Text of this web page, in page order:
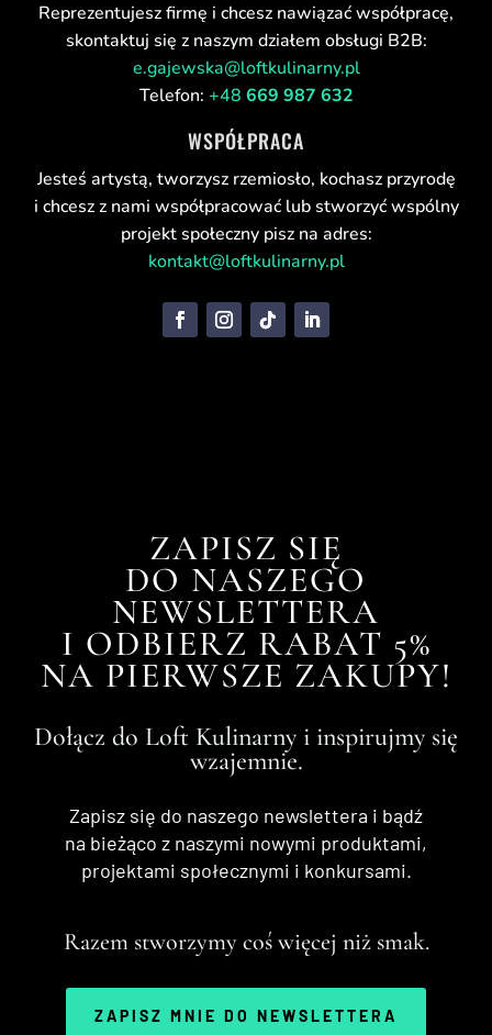
ZAPISZ SIĘ
DO NASZEGO
NEWSLETTERA
I ODBIERZ RABAT 5%
NA PIERWSZE ZAKUPY!
Dołącz do Loft Kulinarny i inspirujmy się
wzajemnie.
Zapisz się do naszego newslettera i bądź
na bieżąco z naszymi nowymi produktami,
projektami społecznymi i konkursami.
Razem stworzymy coś więcej niż smak.
ZAPISZ MNIE DO NEWSLETTERA
Reprezentujesz firmę i chcesz nawiązać współpracę,
skontaktuj się z naszym działem obsługi B2B:
e.gajewska@loftkulinarny.pl
Telefon: +48 669 987 632
WSPÓŁPRACA
Jesteś artystą, tworzysz rzemiosło, kochasz przyrodę
i chcesz z nami współpracować lub stworzyć wspólny
projekt społeczny pisz na adres:
kontakt@loftkulinarny.pl